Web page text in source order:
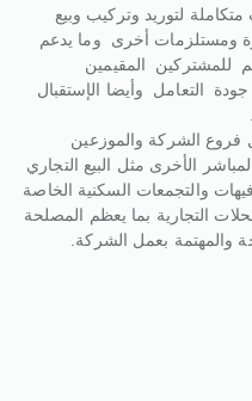
لتوريد وتركيب وبيع
ومستلزمات أخرى وما يدعم
للمشتركين المقيمين
التعامل وأيضا الإستقبال
فروع الشركة والموزعين
الأخرى مثل البيع التجاري
والتجمعات السكنية الخاصة
التجارية بما يعظم المصلحة
والمهتمة بعمل الشركة.